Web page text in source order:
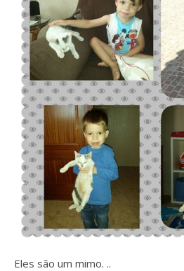
Eles são um mimo. ..